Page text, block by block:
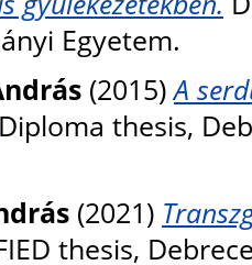
Egyetem.
(2015)A
Diploma thesis,
(2021)
thesis,